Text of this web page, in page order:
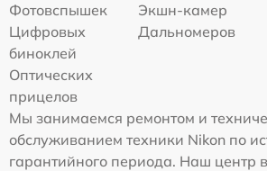
Фотовспышек
Экшн-камер
Цифровых
биноклей
Дальномеров
Оптических
прицелов
Мы занимаемся ремонтом и
обслуживанием техники Nikon по
гарантийного периода. Наш центр